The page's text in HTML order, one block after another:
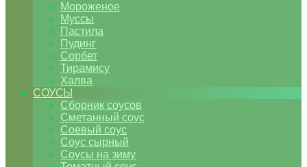
Мороженое
Муссы
Пастила
Пудинг
Сорбет
Тирамису
Халва
СОУСЫ
Сборник соусов
Сметанный соус
Соевый соус
Соус сырный
Соусы на зиму